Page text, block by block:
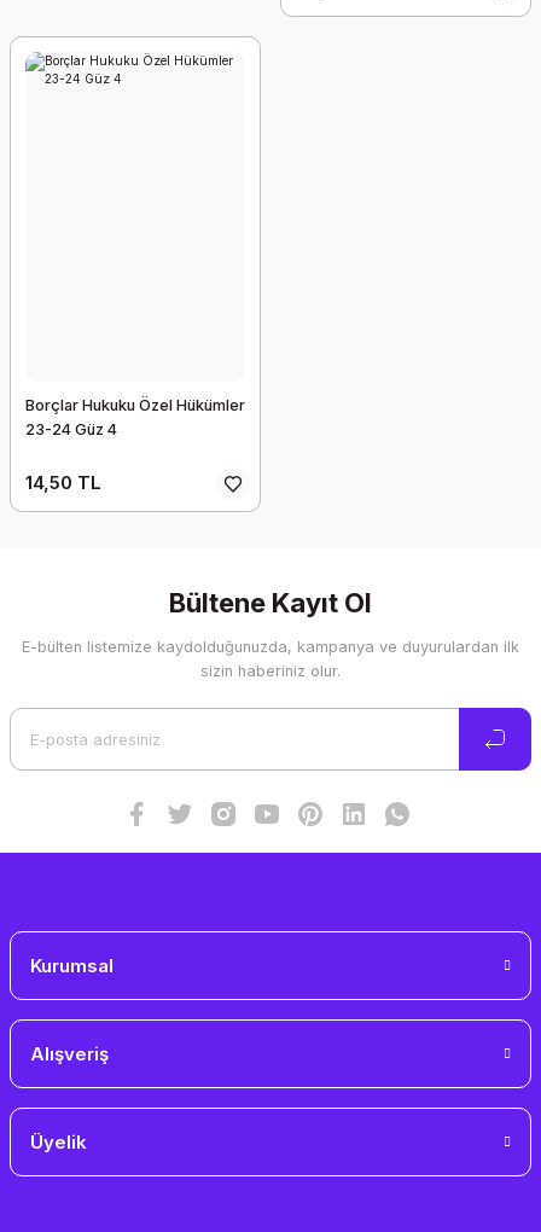
Borçlar Hukuku Özel Hükümler
23-24 Güz 4
14,50 TL
Bültene Kayıt Ol
E-bülten listemize kaydolduğunuzda, kampanya ve duyurulardan ilk
sizin haberiniz olur.
Kurumsal
Alışveriş
Üyelik